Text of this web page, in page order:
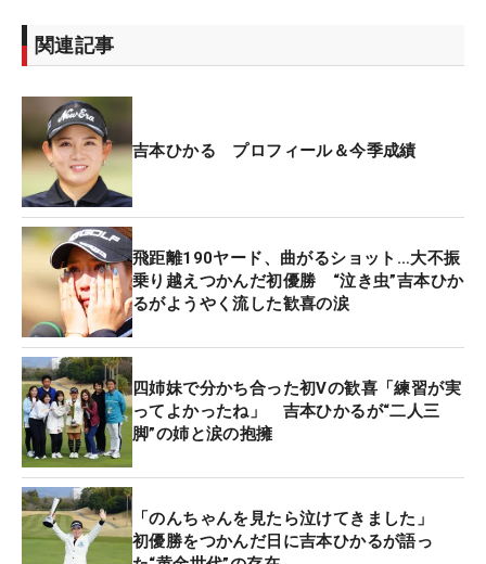
司会進行を務めた黒田カントリークラブさんと吉本
返り、「9番で逆転されたことで、気持ちを切り替
えられました。諦めずに最後まで自分のプレーをし
ようと10番から残りのホールをプレーしてました」
と、普通であれば心が折れてもおかしくない状況
で、強く気持ちを保てたことが初優勝につながった
という。
また、ウイニングパットとなったプレーオフ2ホー
ル目の「上りのフックライン」は、「1ホール目で
短い距離だったのにショートしてしまって。絶対に
ショートしないようにしっかり打ったら入りまし
た」と、ここでも吉本の強心臓が光った。
関連記事
吉本ひかる プロフィール＆今季成績
飛距離190ヤード、曲がるショット…大不振
乗り越えつかんだ初優勝 “泣き虫”吉本ひか
るがようやく流した歓喜の涙
四姉妹で分かち合った初Vの歓喜「練習が実
ってよかったね」 吉本ひかるが“二人三
脚”の姉と涙の抱擁
「のんちゃんを見たら泣けてきました」
初優勝をつかんだ日に吉本ひかるが語っ